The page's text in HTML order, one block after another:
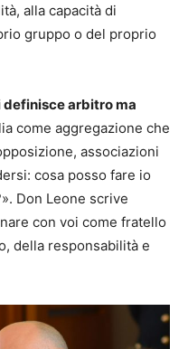
alla capacità di
gruppo o del proprio
definisce arbitro ma
come aggregazione che
associazioni
cosa posso fare io
Don Leone scrive
con voi come fratello
della responsabilità e